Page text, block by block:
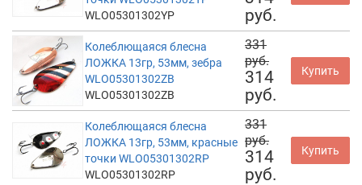
WLO05301302YP
руб.
Колеблющаяся блесна
ЛОЖКА 13гр, 53мм, зебра
WLO05301302ZB
WLO05301302ZB
331
руб.
314
руб.
Купить
Колеблющаяся блесна
ЛОЖКА 13гр, 53мм, красные
точки WLO05301302RP
WLO05301302RP
331
руб.
314
руб.
Купить